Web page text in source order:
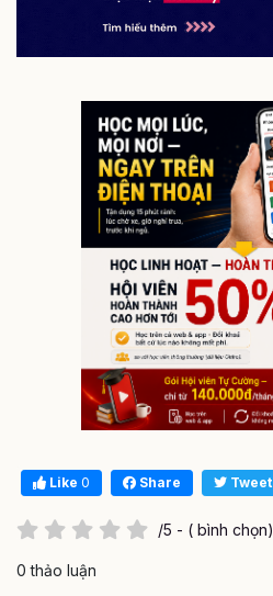
Like 0 Share Tweet
/5 - ( bình chọn)
0 thảo luận